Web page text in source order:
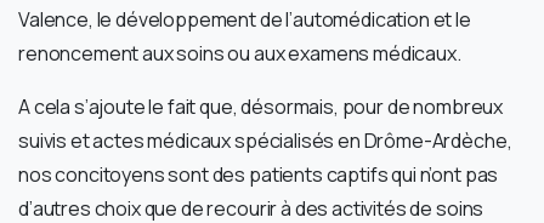
Valence, le développement de l’automédication et le
renoncement aux soins ou aux examens médicaux.
A cela s’ajoute le fait que, désormais, pour de nombreux
suivis et actes médicaux spécialisés en Drôme-Ardèche,
nos concitoyens sont des patients captifs qui n’ont pas
d’autres choix que de recourir à des activités de soins